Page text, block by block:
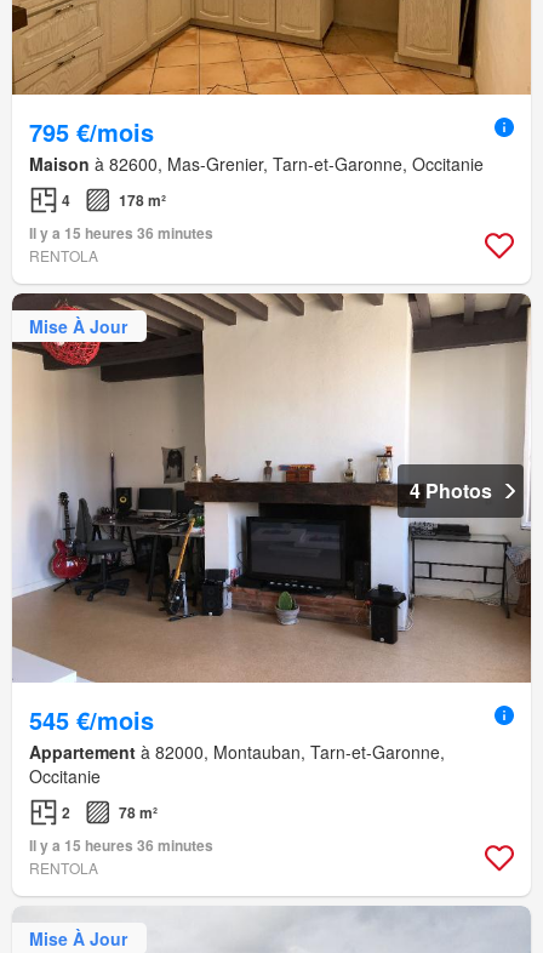
795 €/mois
Maison à 82600, Mas-Grenier, Tarn-et-Garonne, Occitanie
4
178 m²
Il y a 15 heures 36 minutes
RENTOLA
Mise À Jour
4 Photos
545 €/mois
Appartement à 82000, Montauban, Tarn-et-Garonne,
Occitanie
2
78 m²
Il y a 15 heures 36 minutes
RENTOLA
Mise À Jour